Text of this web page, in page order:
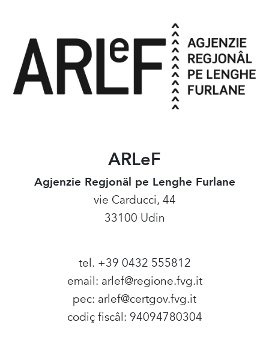
ARLeF
Agjenzie Regjonâl pe Lenghe Furlane
vie Carducci, 44
33100 Udin
tel. +39 0432 555812
email: arlef@regione.fvg.it
pec: arlef@certgov.fvg.it
codiç fiscâl: 94094780304